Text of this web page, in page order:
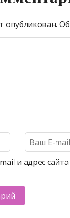
опубликован.
и адрес